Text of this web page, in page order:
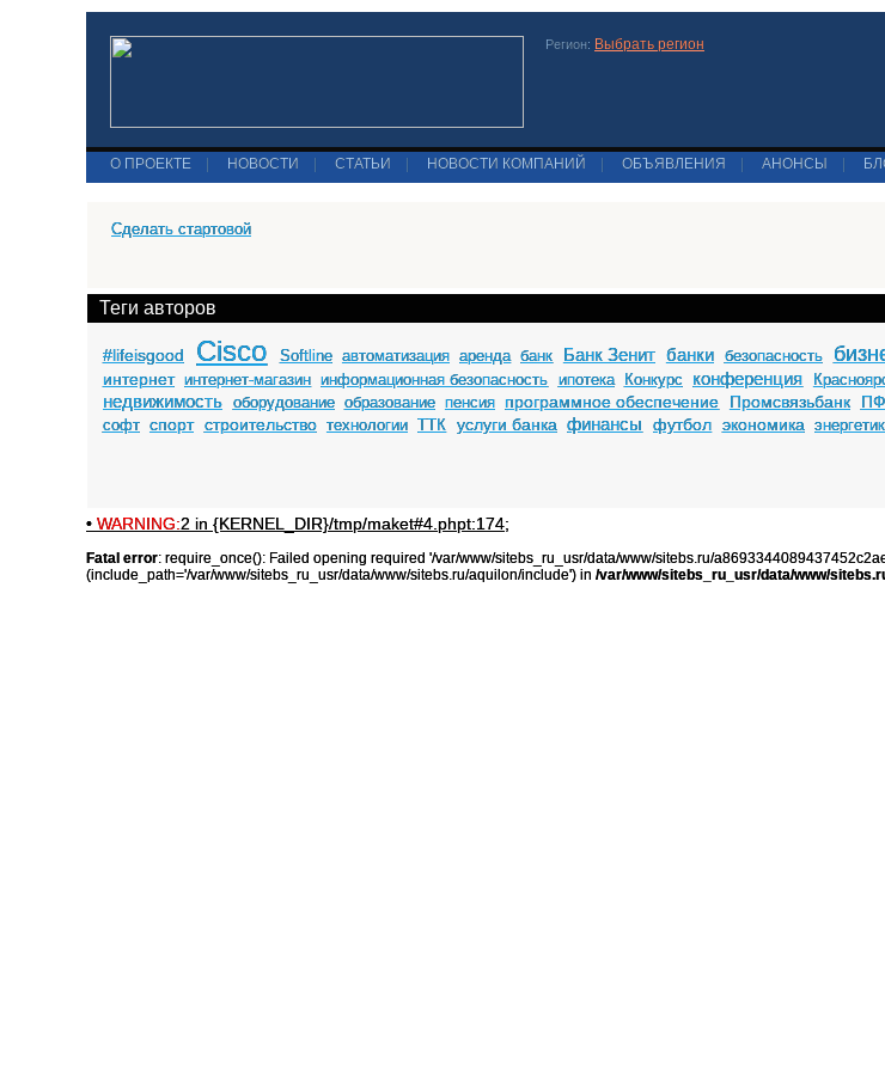
Регион: Выбрать регион
О ПРОЕКТЕ НОВОСТИ СТАТЬИ НОВОСТИ КОМПАНИЙ ОБЪЯВЛЕНИЯ АНОНСЫ
Сделать стартовой
Теги авторов
#lifeisgood Cisco Softline автоматизация аренда банк Банк Зенит банки безопасность
интернет интернет-магазин информационная безопасность ипотека Конкурс конференция
недвижимость оборудование образование пенсия программное обеспечение Промсвязьбанк
софт спорт строительство технологии ТТК услуги банка финансы футбол экономика
• WARNING:2 in {KERNEL_DIR}/tmp/maket#4.phpt:174;
Fatal error: require_once(): Failed opening required '/var/www/sitebs_ru_usr/data/www/sitebs.ru/
(include_path='/var/www/sitebs_ru_usr/data/www/sitebs.ru/aquilon/include') in /var/www/sitebs_ru_usr/data/www/